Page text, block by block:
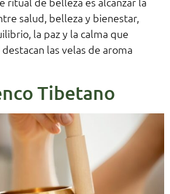
salud, belleza y bienestar,
la paz y la calma que
las velas de aroma
Tibetano